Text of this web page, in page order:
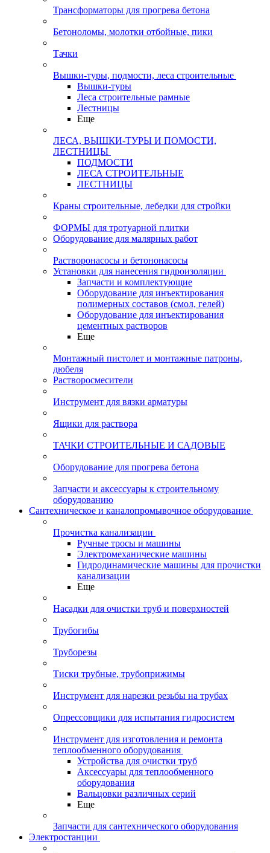
Трансформаторы для прогрева бетона
Бетоноломы, молотки отбойные, пики
Тачки
Вышки-туры, подмости, леса строительные
Вышки-туры
Леса строительные рамные
Лестницы
Еще
ЛЕСА, ВЫШКИ-ТУРЫ И ПОМОСТИ,
ЛЕСТНИЦЫ
ПОДМОСТИ
ЛЕСА СТРОИТЕЛЬНЫЕ
ЛЕСТНИЦЫ
Краны строительные, лебедки для стройки
ФОРМЫ для тротуарной плитки
Оборудование для малярных работ
Растворонасосы и бетононасосы
Установки для нанесения гидроизоляции
Запчасти и комплектующие
Оборудование для инъектирования
полимерных составов (смол, гелей)
Оборудование для инъектирования
цементных растворов
Еще
Монтажный пистолет и монтажные патроны,
дюбеля
Растворосмесители
Инструмент для вязки арматуры
Ящики для раствора
ТАЧКИ СТРОИТЕЛЬНЫЕ И САДОВЫЕ
Оборудование для прогрева бетона
Запчасти и аксессуары к строительному
оборудованию
Сантехническое и каналопромывочное оборудование
Прочистка канализации
Ручные тросы и машины
Электромеханические машины
Гидродинамические машины для прочистки
канализации
Еще
Насадки для очистки труб и поверхностей
Трубогибы
Труборезы
Тиски трубные, трубоприжимы
Инструмент для нарезки резьбы на трубах
Опрессовщики для испытания гидросистем
Инструмент для изготовления и ремонта
теплообменного оборудования
Устройства для очистки труб
Аксессуары для теплообменного
оборудования
Вальцовки различных серий
Еще
Запчасти для сантехнического оборудования
Электростанции